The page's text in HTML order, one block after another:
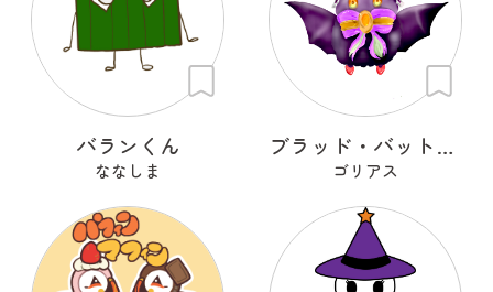
バランくん
ななしま
ブラッド・バット・ガブリエラ
ゴリアス